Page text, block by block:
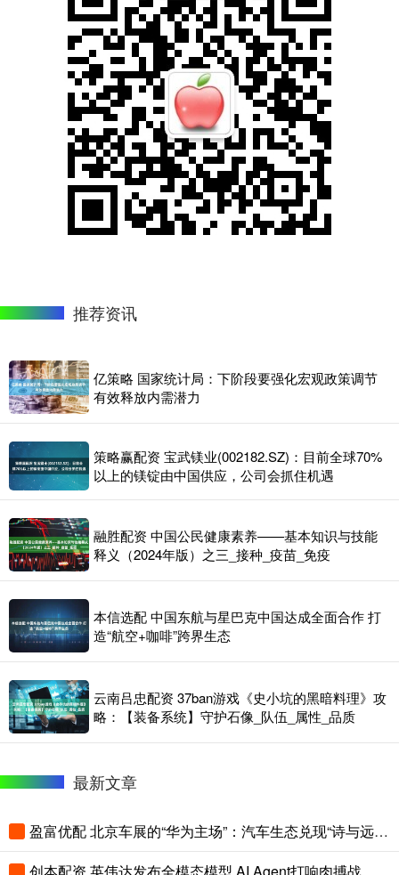
推荐资讯
亿策略 国家统计局：下阶段要强化宏观政策调节
有效释放内需潜力
策略赢配资 宝武镁业(002182.SZ)：目前全球70%
以上的镁锭由中国供应，公司会抓住机遇
融胜配资 中国公民健康素养——基本知识与技能
释义（2024年版）之三_接种_疫苗_免疫
本信选配 中国东航与星巴克中国达成全面合作 打
造“航空+咖啡”跨界生态
云南吕忠配资 37ban游戏《史小坑的黑暗料理》攻
略：【装备系统】守护石像_队伍_属性_品质
最新文章
盈富优配 北京车展的“华为主场”：汽车生态兑现“诗与远方”
创本配资 英伟达发布全模态模型 AI Agent打响肉搏战